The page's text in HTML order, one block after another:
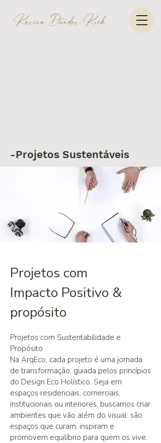
-Projetos Sustentáveis
Projetos com
Impacto Positivo &
propósito
Projetos com Sustentabilidade e
Propósito
Na ArqEco, cada projeto é uma jornada
de transformação, guiada pelos princípios
do Design Eco Holístico. Seja em
espaços residenciais, comerciais,
institucionais ou interiores, buscamos criar
ambientes que vão além do visual: são
espaços que curam, inspiram e
promovem equilíbrio para quem os vive.